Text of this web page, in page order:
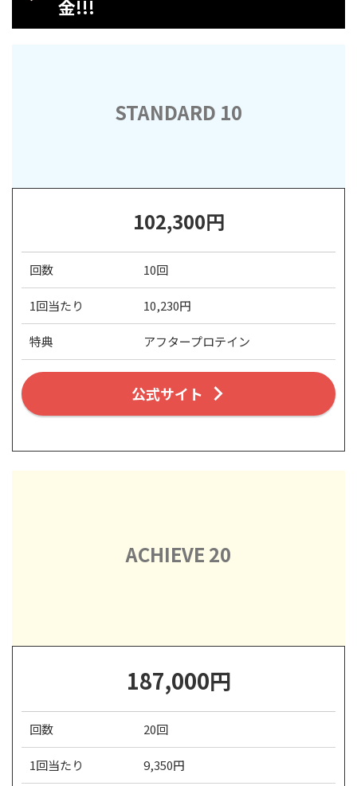
金!!!
STANDARD 10
102,300円
回数 10回
1回当たり 10,230円
特典 アフタープロテイン
公式サイト
ACHIEVE 20
187,000円
回数 20回
1回当たり 9,350円